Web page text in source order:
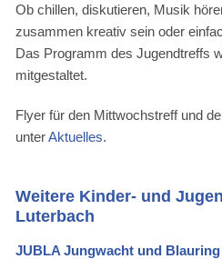
Ob chillen, diskutieren, Musik
zusammen kreativ sein oder
Das Programm des Jugendtreffs
mitgestaltet.
Flyer für den Mittwochstreff und
unterAktuelles.
Weitere Kinder- und
Luterbach
JUBLA Jungwacht und Blauring